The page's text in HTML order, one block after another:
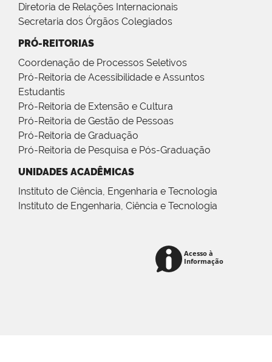
Diretoria de Relações Internacionais
Secretaria dos Órgãos Colegiados
PRÓ-REITORIAS
Coordenação de Processos Seletivos
Pró-Reitoria de Acessibilidade e Assuntos
Estudantis
Pró-Reitoria de Extensão e Cultura
Pró-Reitoria de Gestão de Pessoas
Pró-Reitoria de Graduação
Pró-Reitoria de Pesquisa e Pós-Graduação
UNIDADES ACADÊMICAS
Instituto de Ciência, Engenharia e Tecnologia
Instituto de Engenharia, Ciência e Tecnologia